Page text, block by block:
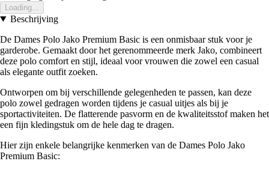
Loading...
Beschrijving
De Dames Polo Jako Premium Basic is een onmisbaar stuk voor je
garderobe. Gemaakt door het gerenommeerde merk Jako, combineert
deze polo comfort en stijl, ideaal voor vrouwen die zowel een casual
als elegante outfit zoeken.
Ontworpen om bij verschillende gelegenheden te passen, kan deze
polo zowel gedragen worden tijdens je casual uitjes als bij je
sportactiviteiten. De flatterende pasvorm en de kwaliteitsstof maken het
een fijn kledingstuk om de hele dag te dragen.
Hier zijn enkele belangrijke kenmerken van de Dames Polo Jako
Premium Basic: